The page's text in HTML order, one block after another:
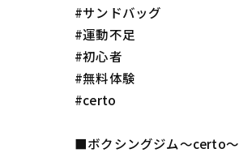
#サンドバッグ
#運動不足
#初心者
#無料体験
#certo
■ボクシングジム〜certo〜